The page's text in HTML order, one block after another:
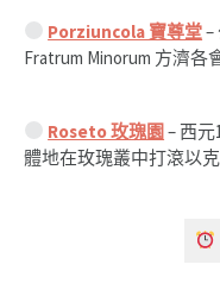
Porziuncola 寶尊堂–
Fratrum Minorum 方濟各
Roseto 玫瑰園 – 西
體地在玫瑰叢中打滾以